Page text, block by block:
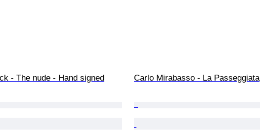
- The nude - Hand signed Carlo Mirabasso - La Passeggiata